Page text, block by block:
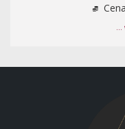
...